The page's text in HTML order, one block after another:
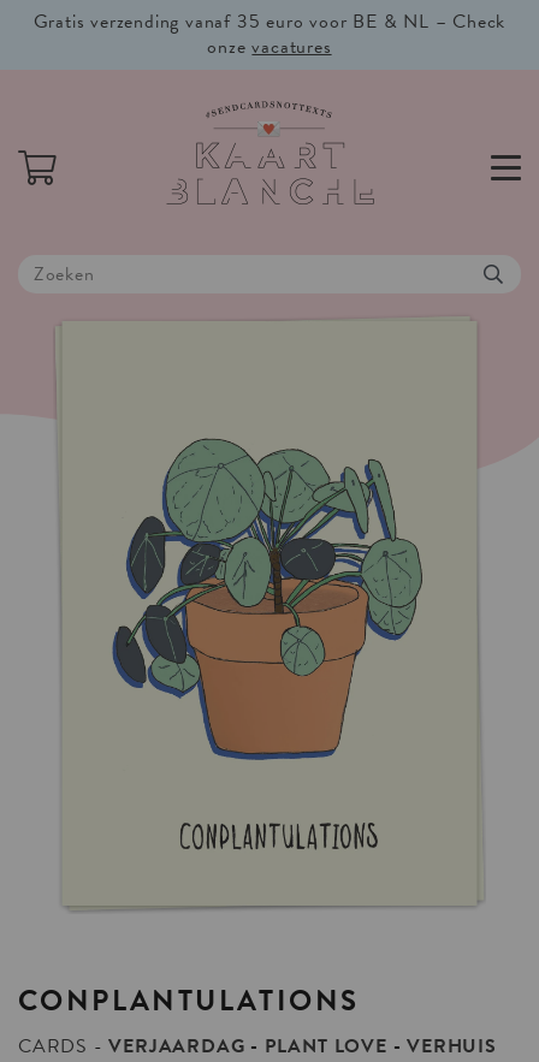
Gratis verzending vanaf 35 euro voor BE & NL – Check
onzevacatures
CONPLANTULATIONS
CARDS VERJAARDAG PLANT LOVE
VERHUIS